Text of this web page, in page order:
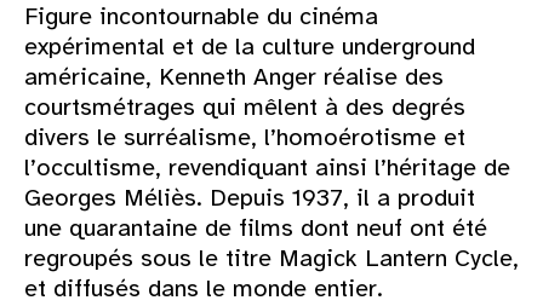
Figure incontournable du cinéma
expérimental et de la culture underground
américaine, Kenneth Anger réalise des
courtsmétrages qui mêlent à des degrés
divers le surréalisme, l’homoérotisme et
l’occultisme, revendiquant ainsi l’héritage de
Georges Méliès. Depuis 1937, il a produit
une quarantaine de films dont neuf ont été
regroupés sous le titre Magick Lantern Cycle,
et diffusés dans le monde entier.